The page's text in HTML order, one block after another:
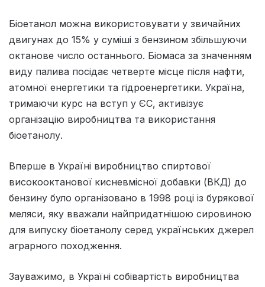
Біоетанол можна використовувати у звичайних
двигунах до 15% у суміші з бензином збільшуючи
октанове число останнього. Біомаса за значенням
виду палива посідає четверте місце після нафти,
атомної енергетики та гідроенергетики. Україна,
тримаючи курс на вступ у ЄС, активізує
організацію виробництва та використання
біоетанолу.
Вперше в Україні виробництво спиртової
високооктанової кисневмісної добавки (ВКД) до
бензину було організовано в 1998 році із бурякової
меляси, яку вважали найпридатнішою сировиною
для випуску біоетанолу серед українських джерел
аграрного походження.
Зауважимо, в Україні собівартість виробництва